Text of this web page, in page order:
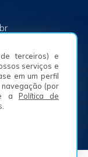
terceiros) e
serviços e
em um perfil
(por
a Política de
Joaquim -